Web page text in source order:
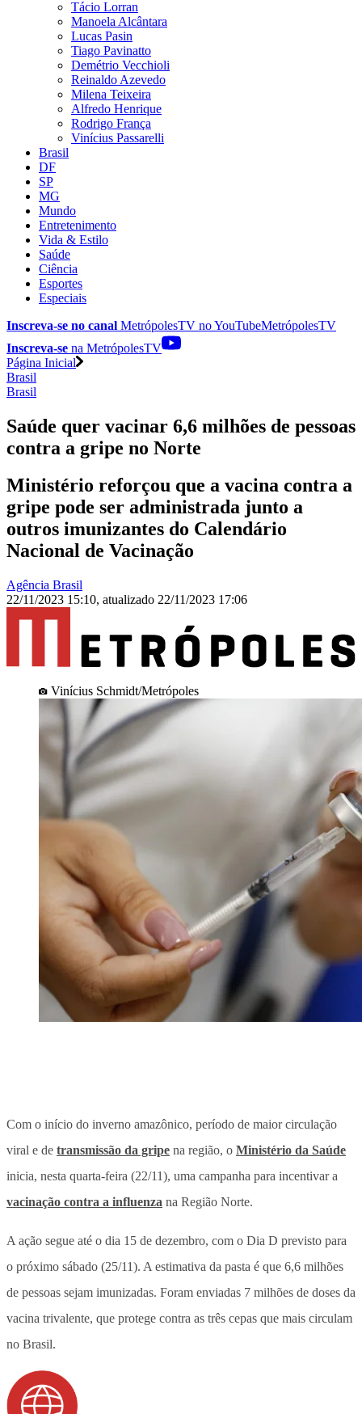
Tácio Lorran
Manoela Alcântara
Lucas Pasin
Tiago Pavinatto
Demétrio Vecchioli
Reinaldo Azevedo
Milena Teixeira
Alfredo Henrique
Rodrigo França
Vinícius Passarelli
Brasil
DF
SP
MG
Mundo
Entretenimento
Vida & Estilo
Saúde
Ciência
Esportes
Especiais
Inscreva-se no canal MetrópolesTV noYouTubeMetrópolesTV
Inscreva-se na MetrópolesTV
Página Inicial
Brasil
Brasil
Saúde quer vacinar 6,6 milhões de pessoas
contra a gripe no Norte
Ministério reforçou que a vacina contra a
gripe pode ser administrada junto a
outros imunizantes do Calendário
Nacional de Vacinação
Agência Brasil
22/11/2023 15:10, atualizado 22/11/2023 17:06
Vinícius Schmidt/Metrópoles
Com o início do inverno amazônico, período de maior circulação
viral e de transmissão da gripe na região, o Ministério da Saúde
inicia, nesta quarta-feira (22/11), uma campanha para incentivar a
vacinação contra a influenza na Região Norte.
A ação segue até o dia 15 de dezembro, com o Dia D previsto para
o próximo sábado (25/11). A estimativa da pasta é que 6,6 milhões
de pessoas sejam imunizadas. Foram enviadas 7 milhões de doses da
vacina trivalente, que protege contra as três cepas que mais circulam
no Brasil.